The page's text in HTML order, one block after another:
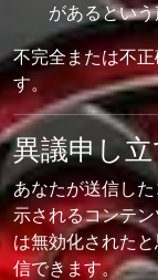
があるとい
不完全または不
す。
異議申し
あなたが送信し
示されるコンテ
は無効化された
信できます。